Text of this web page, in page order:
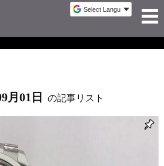
月01日 の記事リスト